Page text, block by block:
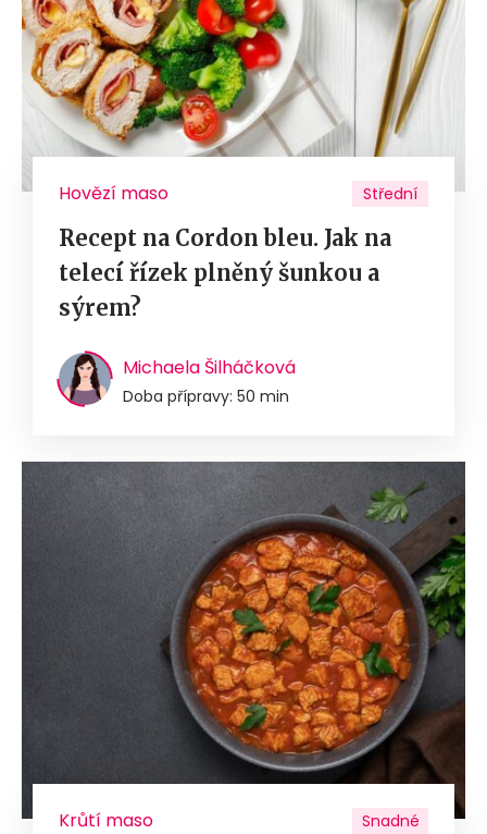
Hovězí maso Střední
Recept na Cordon bleu. Jak na
telecí řízek plněný šunkou a
sýrem?
Michaela Šilháčková
Doba přípravy: 50 min
Krůtí maso Snadné